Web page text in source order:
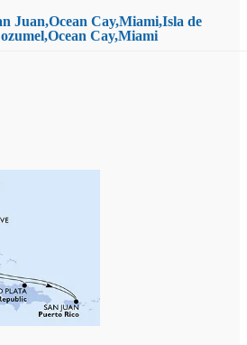
Juan,Ocean Cay,Miami,Isla de
Cay,Miami